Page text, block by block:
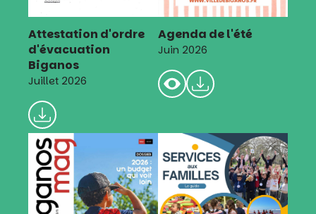
Attestation d'ordre
d'évacuation
Biganos
Juillet 2026
Agenda de l'été
Juin 2026